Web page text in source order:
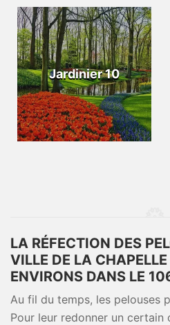
Jardinier 10
LA RÉFECTION DES
VILLE DE LA
ENVIRONS DANS LE
Au fil du temps, les pelouses
Pour leur redonner un certain